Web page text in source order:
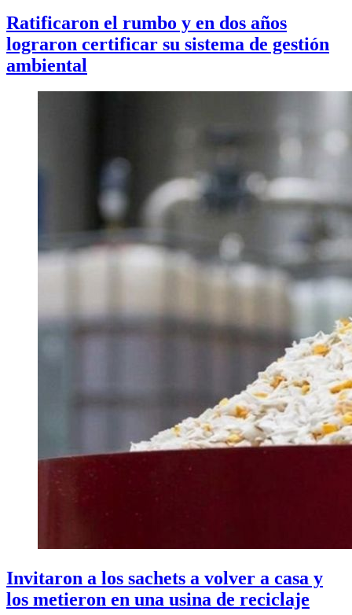
Ratificaron el rumbo y en dos años
lograron certificar su sistema de gestión
ambiental
Invitaron a los sachets a volver a casa y
los metieron en una usina de reciclaje